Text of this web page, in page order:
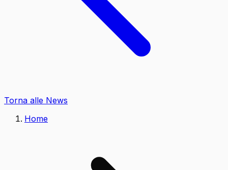
Torna alle News
Home